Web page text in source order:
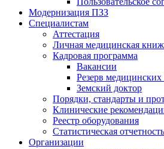
Модернизация ПЗЗ
Специалистам
Аттестация
Личная медицинская
Кадровая программа
Вакансии
Резерв медицинских
Земский доктор
Порядки, стандарты и
Клинические
Реестр оборудования
Статистическая отчетность
Организации